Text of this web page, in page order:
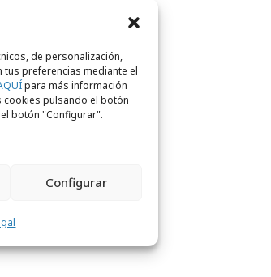
de personalización,
preferencias mediante el
para más información
cookies pulsando el botón
botón "Configurar".
Configurar